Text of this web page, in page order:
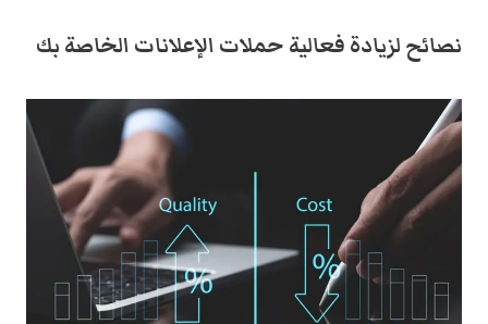
نصائح لزيادة فعالية حملات الإعلانات الخاصة بك